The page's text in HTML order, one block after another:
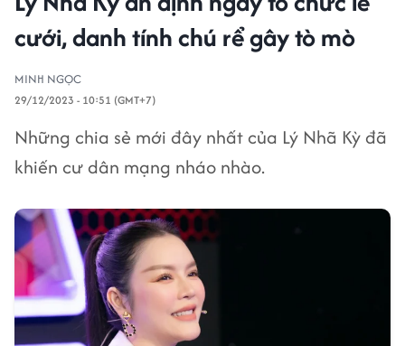
cưới, danh tính chú rể gây tò mò
MINH NGỌC
29/12/2023 - 10:51 (GMT+7)
Những chia sẻ mới đây nhất của Lý Nhã Kỳ đã
khiến cư dân mạng nháo nhào.